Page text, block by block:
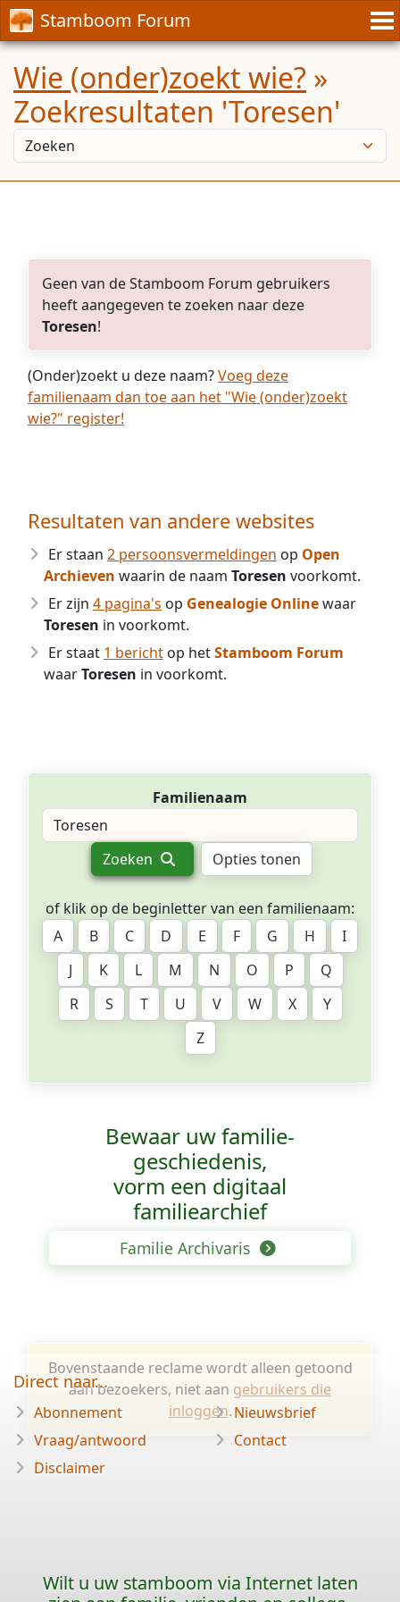
Stamboom Forum
Wie (onder)zoekt wie? »
Zoekresultaten 'Toresen'
Geen van de Stamboom Forum gebruikers
heeft aangegeven te zoeken naar deze
Toresen!
(Onder)zoekt u deze naam?Voeg deze
familienaam dan toe aan het "Wie (onder)zoekt
wie?" register!
Resultaten van andere websites
Er staan 2 persoonsvermeldingen op Open
Archieven waarin de naam Toresen voorkomt.
Er zijn 4 pagina's op Genealogie Onlinewaar
Toresen in voorkomt.
Er staat 1 bericht op hetStamboom Forum
waarToresen in voorkomt.
Familienaam
Zoeken Opties tonen
of klik op de beginletter van een familienaam:
A
B C D E F G H
I
J
K L M N O P
Q
R
S T U V W X
Y
Z
Bewaar uw familie­
geschiedenis,
vorm een digitaal
familiearchief
Familie Archivaris
Bovenstaande reclame wordt alleen getoond
aan bezoekers, niet aan gebruikers die
inloggen.
Direct naar...
Abonnement
Vraag/antwoord
Disclaimer
Nieuwsbrief
Contact
Wilt u uw stamboom via Internet laten